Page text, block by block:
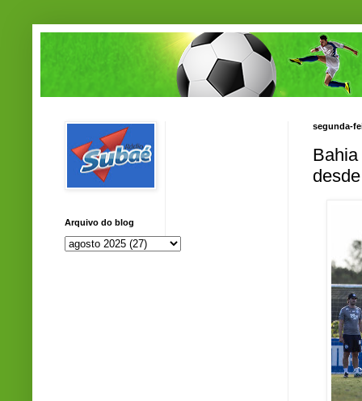
segunda-
Arquivo do blog